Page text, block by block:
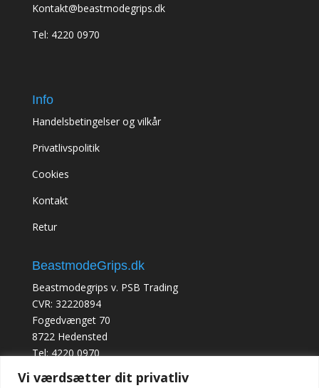
Vi værdsætter dit privatliv
Kontakt@beastmodegrips.dk
Tel: 4220 0970
Info
Handelsbetingelser og vilkår
Privatlivspolitik
Cookies
Kontakt
Retur
BeastmodeGrips.dk
Beastmodegrips v. PSB Trading
CVR: 32220894
Fogedvænget 70
8722 Hedensted
Tel: 4220 0970